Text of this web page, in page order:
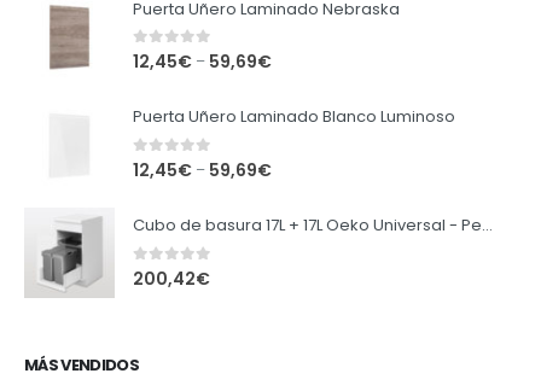
Puerta Uñero Laminado Nebraska
0out of 5
12,45€ – 59,69€
Puerta Uñero Laminado Blanco Luminoso
0out of 5
12,45€ – 59,69€
Cubo de basura 17L + 17L Oeko Universal - Peka
0out of 5
200,42€
MÁS VENDIDOS